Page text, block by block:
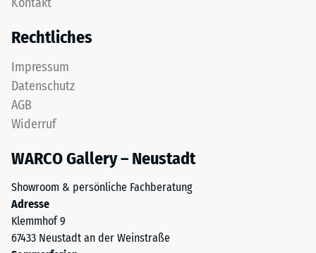
Rechtliches
Impressum
Datenschutz
AGB
Widerruf
WARCO Gallery – Neustadt
Showroom & persönliche Fachberatung
Adresse
Klemmhof 9
67433 Neustadt an der Weinstraße